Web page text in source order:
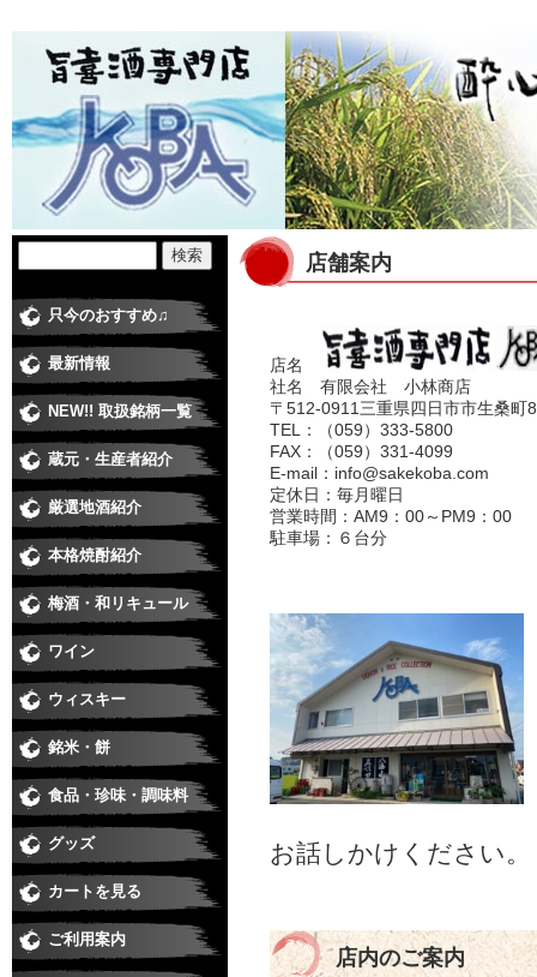
店舗案内
店名
社名 有限会社 小林商店
〒512-0911三重県四日市市生桑町
TEL：（059）333-5800
FAX：（059）331-4099
E-mail： info@sakekoba.com
定休日：毎月曜日
営業時間：AM9：00～PM9：00
駐車場：６台分
お話しかけください。
店内のご案内
只今のおすすめ♫
最新情報
NEW!! 取扱銘柄一覧
蔵元・生産者紹介 日本酒蔵
焼酎蔵
ワイナリー
梅酒・和リキュール蔵元
米・食品 その他
厳選地酒紹介 純米大吟醸
大吟醸
純米吟醸酒
純米酒
吟醸酒
本醸造
普通酒
にごり酒
極甘口、低アルコール
季節の酒・春
季節の酒・夏
季節の酒・秋（ひやおろし、他）
季節の酒・冬（しぼりたて、他）
本格焼酎紹介
梅酒・和リキュール
ワイン 日本ワイン
赤
白
ロゼ
スパークリング・シャンパン
ウィスキー
銘米・餅
食品・珍味・調味料 味醂・料理酒・化粧水
醤油・酢・麺つゆ・味噌
珍味
ジュース・カクテル用飲料
食品
グッズ
カートを見る
ご利用案内